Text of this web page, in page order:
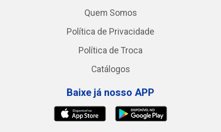
Quem Somos
Política de Privacidade
Política de Troca
Catálogos
Baixe já nosso APP